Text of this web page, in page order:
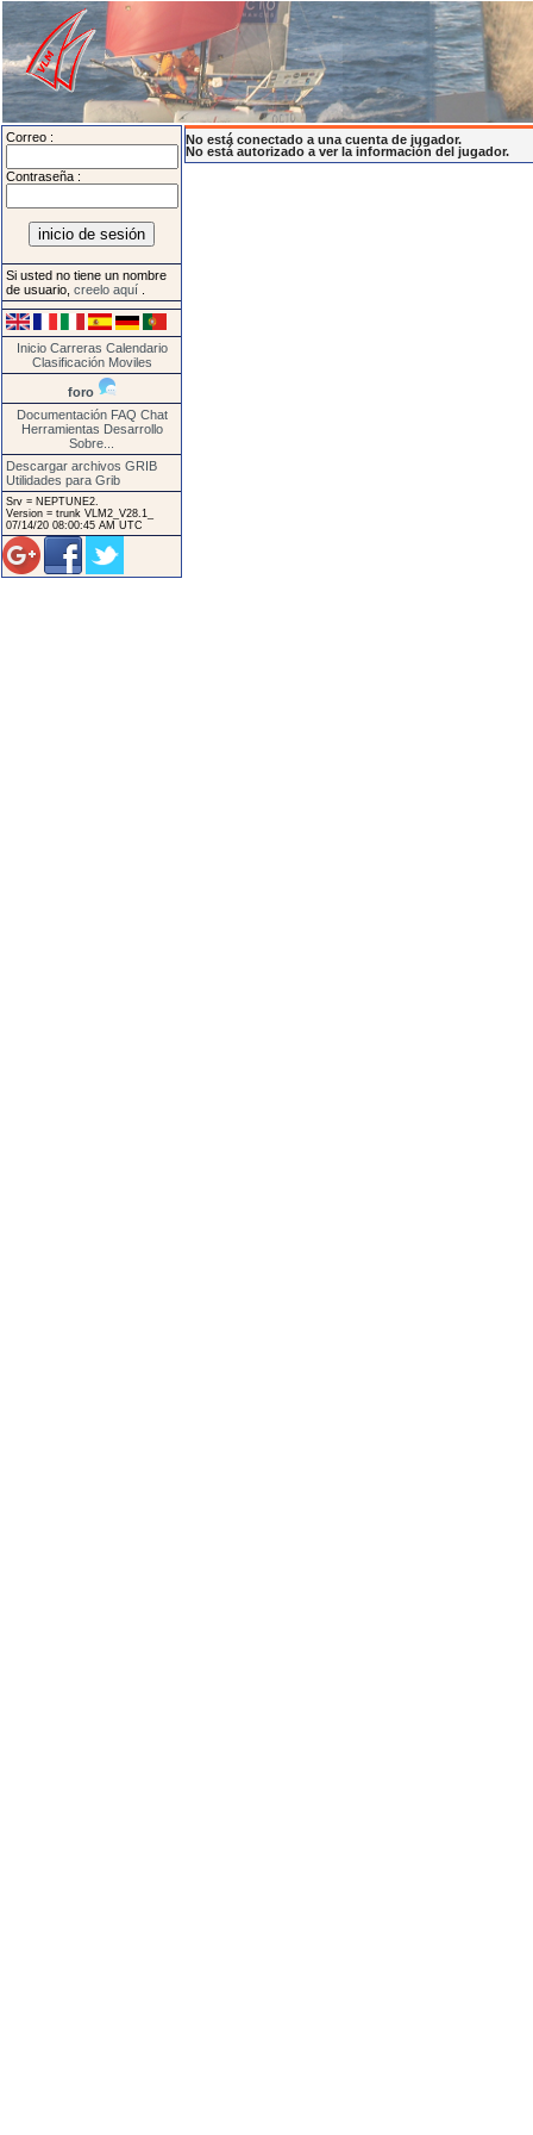
Correo :
Contraseña :
Si usted no tiene un nombre
de usuario, creelo aquí
Inicio Carreras Calendario
Clasificación Moviles
foro
Documentación FAQ Chat
Herramientas Desarrollo
Sobre...
Descargar archivos GRIB
Utilidades para Grib
Srv = NEPTUNE2.
Version = trunk VLM2_V28.1_
07/14/20 08:00:45 AM UTC
No está conectado a una cuenta de jugador.
No está autorizado a ver la información del jugador.